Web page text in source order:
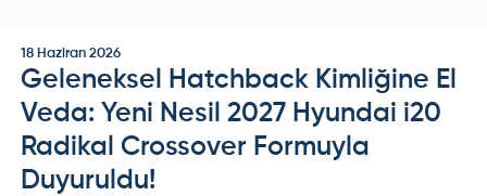
18 Haziran 2026
Geleneksel Hatchback Kimliğine El
Veda: Yeni Nesil 2027 Hyundai i20
Radikal Crossover Formuyla
Duyuruldu!